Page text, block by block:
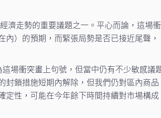
濟走勢的重要議題之一。平心而論，這場衝
）的預期，而緊張局勢是否已接近尾聲，
場衝突畫上句號，但當中仍有不少敏感議
封鎖措施短期內解除，但我們仍對區內商品
定性，可能在今年餘下時間持續對市場構成